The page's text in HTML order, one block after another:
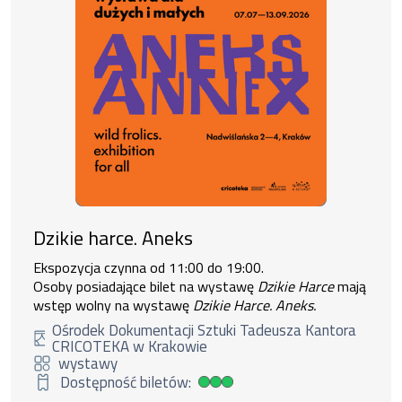
Dzikie harce. Aneks
Ekspozycja czynna od 11:00 do 19:00.
Osoby posiadające bilet na wystawę Dzikie Harcemają
wstęp wolny na wystawę Dzikie Harce. Aneks.
Ośrodek Dokumentacji Sztuki Tadeusza Kantora
CRICOTEKA w Krakowie
wystawy
Dostępność biletów:
Duża dostępność biletów